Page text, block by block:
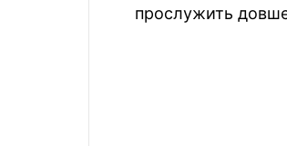
прослужить